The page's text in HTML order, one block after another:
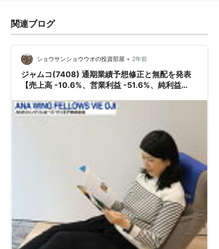
関連ブログ
ショウサンショウウオの投資部屋 • 2年前
ジャムコ(7408) 通期業績予想修正と無配を発表
【売上高 -10.6%、営業利益 -51.6%、純利益